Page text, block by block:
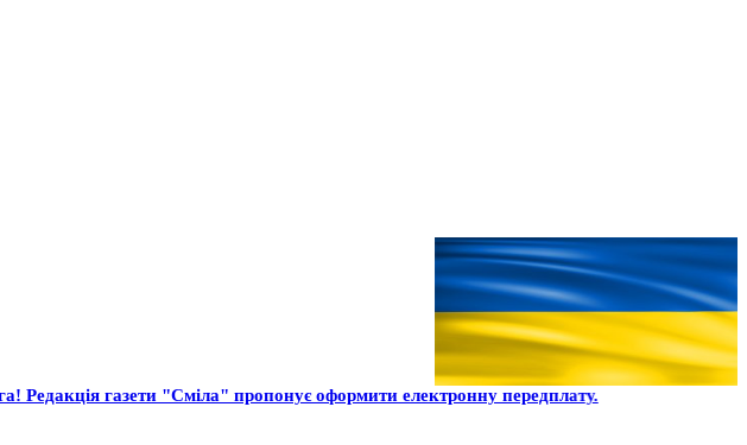
Редакція газети "Сміла" пропонує оформити електронну передплату.